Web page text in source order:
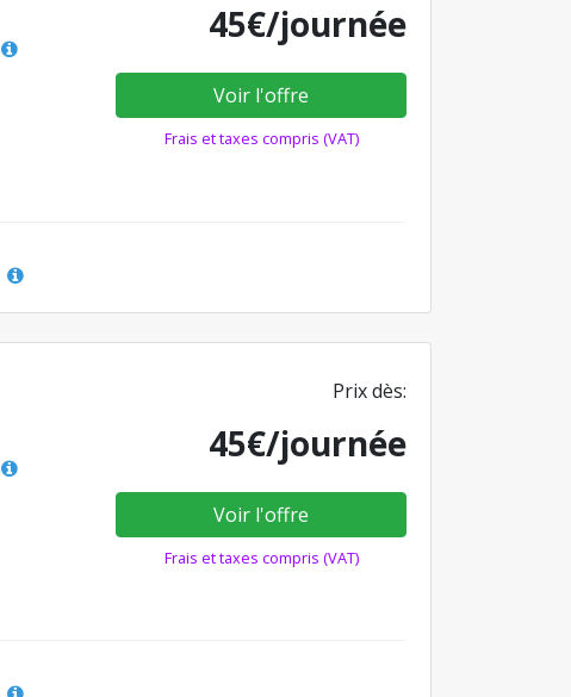
45€/journée
Voir l'offre
Frais et taxes compris (VAT)
Prix dès:
45€/journée
Voir l'offre
Frais et taxes compris (VAT)